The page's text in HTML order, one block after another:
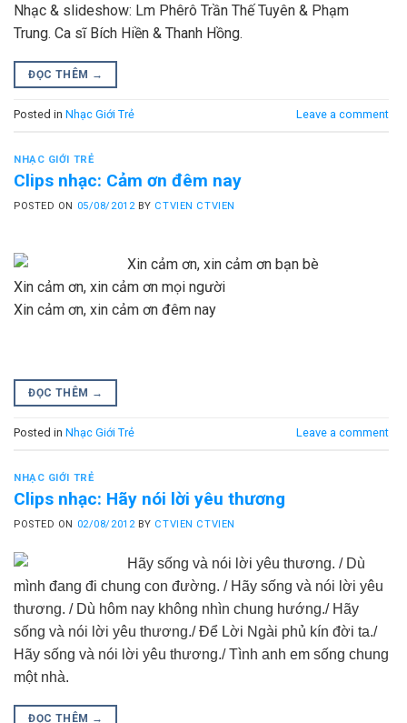
Nhạc & slideshow: Lm Phêrô Trần Thế Tuyên & Phạm
Trung. Ca sĩ Bích Hiền & Thanh Hồng.
ĐỌC THÊM →
Posted in Nhạc Giới Trẻ Leave a comment
NHẠC GIỚI TRẺ
Clips nhạc: Cảm ơn đêm nay
POSTED ON 05/08/2012BY CTVIEN CTVIEN
Xin cảm ơn, xin cảm ơn bạn bè
Xin cảm ơn, xin cảm ơn mọi người
Xin cảm ơn, xin cảm ơn đêm nay
ĐỌC THÊM →
Posted in Nhạc Giới Trẻ Leave a comment
NHẠC GIỚI TRẺ
Clips nhạc: Hãy nói lời yêu thương
POSTED ON 02/08/2012BY CTVIEN CTVIEN
Hãy sống và nói lời yêu thương. / Dù
mình đang đi chung con đường. / Hãy sống và nói lời yêu
thương. / Dù hôm nay không nhìn chung hướng./ Hãy
sống và nói lời yêu thương./ Để Lời Ngài phủ kín đời ta./
Hãy sống và nói lời yêu thương./ Tình anh em sống chung
một nhà.
ĐỌC THÊM →